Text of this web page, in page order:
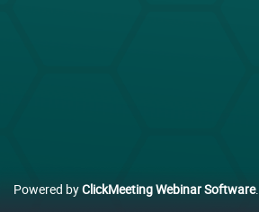
Powered byClickMeeting Webinar Software.